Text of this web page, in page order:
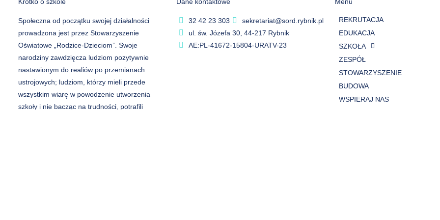
Społeczna od początku swojej działalności
prowadzona jest przez Stowarzyszenie
Oświatowe „Rodzice-Dzieciom”. Swoje
narodziny zawdzięcza ludziom pozytywnie
nastawionym do realiów po przemianach
ustrojowych; ludziom, którzy mieli przede
wszystkim wiarę w powodzenie utworzenia
szkoły i nie bacząc na trudności, potrafili
32 42 23 303
sekretariat@sord.rybnik.pl
ul. św. Józefa 30, 44-217 Rybnik
AE:PL-41672-15804-URATV-23
REKRUTACJA
EDUKACJA
SZKOŁA
ZESPÓŁ
STOWARZYSZENIE
BUDOWA
WSPIERAJ NAS